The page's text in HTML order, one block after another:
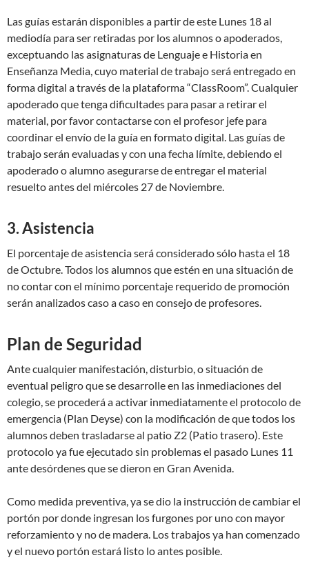
Las guías estarán disponibles a partir de este Lunes 18 al
mediodía para ser retiradas por los alumnos o apoderados,
exceptuando las asignaturas de Lenguaje e Historia en
Enseñanza Media, cuyo material de trabajo será entregado en
forma digital a través de la plataforma “ClassRoom”. Cualquier
apoderado que tenga dificultades para pasar a retirar el
material, por favor contactarse con el profesor jefe para
coordinar el envío de la guía en formato digital. Las guías de
trabajo serán evaluadas y con una fecha límite, debiendo el
apoderado o alumno asegurarse de entregar el material
resuelto antes del miércoles 27 de Noviembre.
3. Asistencia
El porcentaje de asistencia será considerado sólo hasta el 18
de Octubre. Todos los alumnos que estén en una situación de
no contar con el mínimo porcentaje requerido de promoción
serán analizados caso a caso en consejo de profesores.
Plan de Seguridad
Ante cualquier manifestación, disturbio, o situación de
eventual peligro que se desarrolle en las inmediaciones del
colegio, se procederá a activar inmediatamente el protocolo de
emergencia (Plan Deyse) con la modificación de que todos los
alumnos deben trasladarse al patio Z2 (Patio trasero). Este
protocolo ya fue ejecutado sin problemas el pasado Lunes 11
ante desórdenes que se dieron en Gran Avenida.
Como medida preventiva, ya se dio la instrucción de cambiar el
portón por donde ingresan los furgones por uno con mayor
reforzamiento y no de madera. Los trabajos ya han comenzado
y el nuevo portón estará listo lo antes posible.